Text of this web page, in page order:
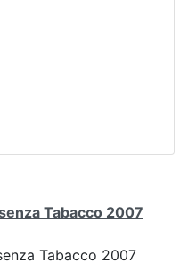
Tabacco 2007
Tabacco 2007